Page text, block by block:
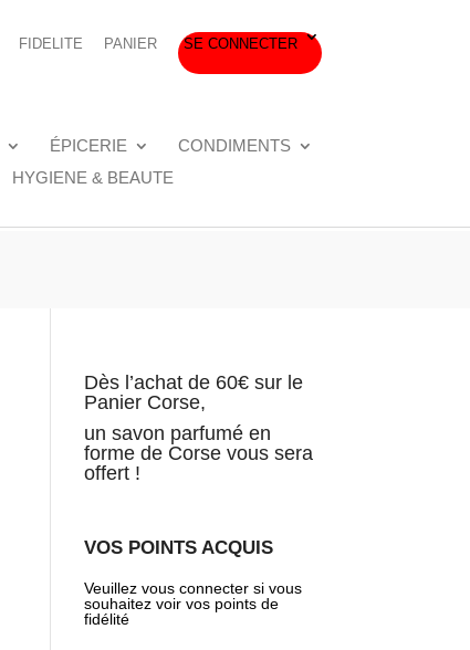
FIDELITE PANIER SE CONNECTER
ÉPICERIE
CONDIMENTS
HYGIENE & BEAUTE
Dès l’achat de 60€ sur le
Panier Corse,
un savon parfumé en
forme de Corse vous sera
offert !
VOS POINTS ACQUIS
Veuillez vous connecter si vous
souhaitez voir vos points de
fidélité